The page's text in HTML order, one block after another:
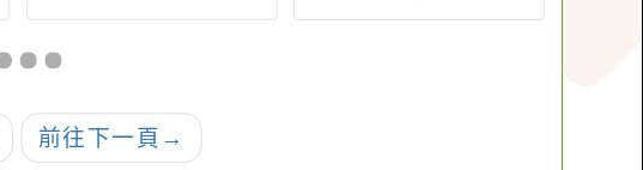
AIPACK課程推動與教
前往下一頁 →